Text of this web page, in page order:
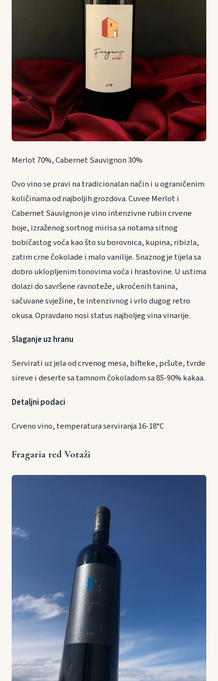
Merlot 70%, Cabernet Sauvignon 30%
Ovo vino se pravi na tradicionalan način i u ograničenim
količinama od najboljih grozdova. Cuvee Merlot i
Cabernet Sauvignon je vino intenzivne rubin crvene
boje, izraženog sortnog mirisa sa notama sitnog
bobičastog voća kao što su borovnica, kupina, ribizla,
zatim crne čokolade i malo vanilije. Snaznog je tijela sa
dobro uklopljenim tonovima voća i hrastovine. U ustima
dolazi do savršene ravnoteže, ukroćenih tanina,
sačuvane svježine, te intenzivnog i vrlo dugog retro
okusa. Opravdano nosi status najboljeg vina vinarije.
Slaganje uz hranu
Servirati uz jela od crvenog mesa, bifteke, pršute, tvrde
sireve i deserte sa tamnom čokoladom sa 85-90% kakaa.
Detaljni podaci
Crveno vino, temperatura serviranja 16-18°C
Fragaria red Votaži